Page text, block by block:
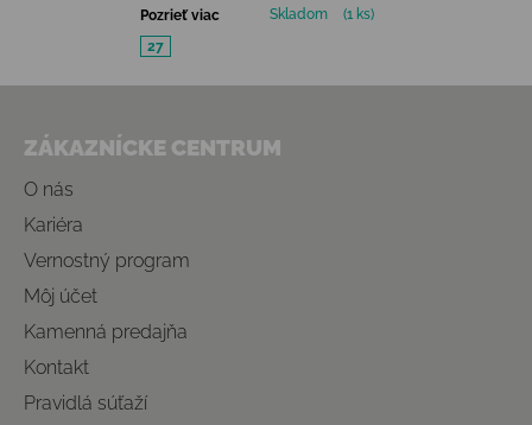
Pozrieť viac Skladom
(1 ks)
27
ZÁKAZNÍCKE CENTRUM
O nás
Kariéra
Vernostný program
Môj účet
Kamenná predajňa
Kontakt
Pravidlá súťaží